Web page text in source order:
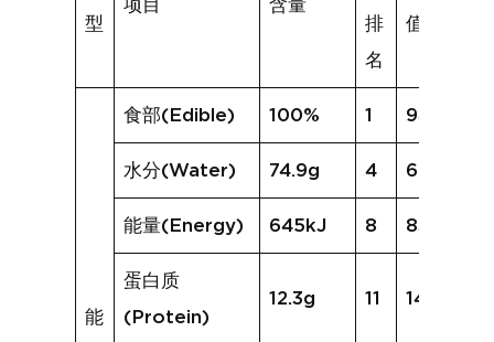
型
项目 含量
排
名
值
能
食部(Edible) 100% 1 94%
水分(Water) 74.9g 4 66.6g
能量(Energy) 645kJ 8 837kJ
蛋白质
(Protein)
12.3g 11 14.7g